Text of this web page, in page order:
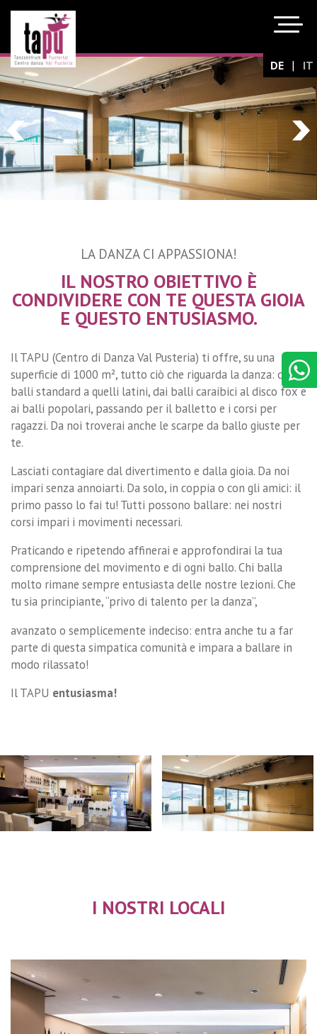
DE | IT
LA DANZA CI APPASSIONA!
IL NOSTRO OBIETTIVO È
CONDIVIDERE CON TE QUESTA GIOIA
E QUESTO ENTUSIASMO.
Il TAPU (Centro di Danza Val Pusteria) ti offre, su una
superficie di 1000 m², tutto ciò che riguarda la danza: dai
balli standard a quelli latini, dai balli caraibici al disco fox e
ai balli popolari, passando per il balletto e i corsi per
ragazzi. Da noi troverai anche le scarpe da ballo giuste per
te.
Lasciati contagiare dal divertimento e dalla gioia. Da noi
impari senza annoiarti. Da solo, in coppia o con gli amici: il
primo passo lo fai tu! Tutti possono ballare: nei nostri
corsi impari i movimenti necessari.
Praticando e ripetendo affinerai e approfondirai la tua
comprensione del movimento e di ogni ballo. Chi balla
molto rimane sempre entusiasta delle nostre lezioni. Che
tu sia principiante, “privo di talento per la danza”,
avanzato o semplicemente indeciso: entra anche tu a far
parte di questa simpatica comunità e impara a ballare in
modo rilassato!
Il TAPU entusiasma!
I NOSTRI LOCALI